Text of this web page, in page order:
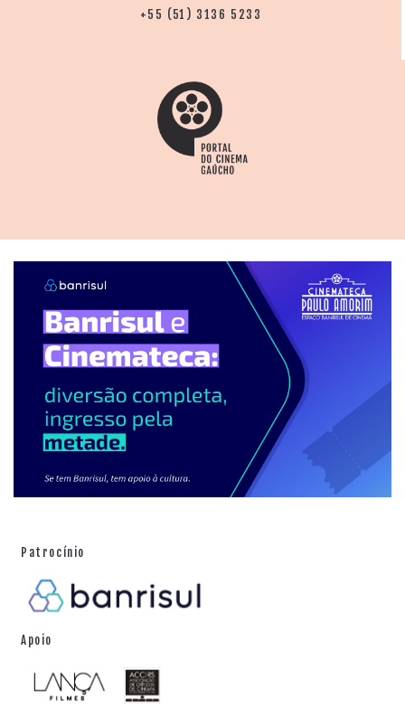
+55 (51) 3136 5233
Patrocínio
Apoio